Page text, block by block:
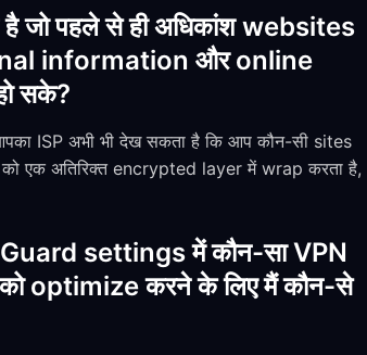
पहले से ही अधिकांश websites
information और online
सके?
ISP अभी भी देख सकता है कि आप कौन-सी sites
अतिरिक्त encrypted layer में wrap करता है,
settings में कौन-सा VPN
optimize करने के लिए मैं कौन-से